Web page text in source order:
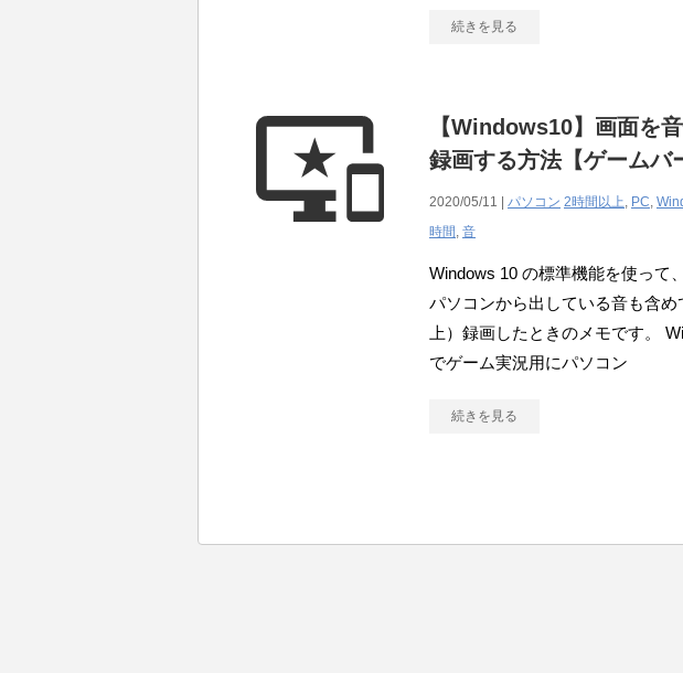
続きを見る
【Windows10】画面を
録画する方法【ゲームバ
2020/05/11 | パソコン 2時間以上, PC,
時間 , 音
Windows 10 の標準機能を使って
パソコンから出している音も含め
上）録画したときのメモです。
でゲーム実況用にパソコン
続きを見る